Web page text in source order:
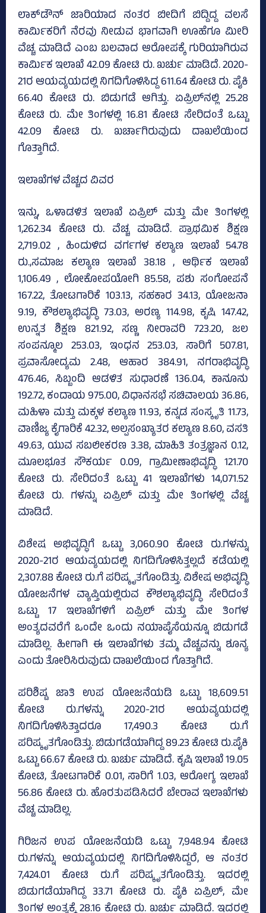
ಲಾಕ್‌ಡೌನ್‌ ಜಾರಿಯಾದ ನಂತರ ಬೀದಿಗೆ ಬಿದ್ದಿದ್ದ ವಲಸೆ
ಕಾರ್ಮಿಕರಿಗೆ ನೆರವು ನೀಡುವ ಭಾಗವಾಗಿ ಊಹೆಗೂ ಮೀರಿ
ವೆಚ್ಚ ಮಾಡಿದೆ ಎಂಬ ಬಲವಾದ ಆರೋಪಕ್ಕೆ ಗುರಿಯಾಗಿರುವ
ಕಾರ್ಮಿಕ ಇಲಾಖೆ 42.09 ಕೋಟಿ ರು. ಖರ್ಚು ಮಾಡಿದೆ. 2020-
21ರ ಆಯವ್ಯಯದಲ್ಲಿ ನಿಗದಿಗೊಳಿಸಿದ್ದ 611.64 ಕೋಟಿ ರು. ಪೈಕಿ
66.40 ಕೋಟಿ ರು. ಬಿಡುಗಡೆ ಆಗಿತ್ತು. ಏಪ್ರಿಲ್‌ನಲ್ಲಿ 25.28
ಕೋಟಿ ರು. ಮೇ ತಿಂಗಳಲ್ಲಿ 16.81 ಕೋಟಿ ಸೇರಿದಂತೆ ಒಟ್ಟು
42.09 ಕೋಟಿ ರು. ಖರ್ಚಾಗಿರುವುದು ದಾಖಲೆಯಿಂದ
ಗೊತ್ತಾಗಿದೆ.
ಇಲಾಖೆಗಳ ವೆಚ್ಚದ ವಿವರ
ಇನ್ನು, ಒಳಾಡಳಿತ ಇಲಾಖೆ ಏಪ್ರಿಲ್‌ ಮತ್ತು ಮೇ ತಿಂಗಳಲ್ಲಿ
1,262.34 ಕೋಟಿ ರು. ವೆಚ್ಚ ಮಾಡಿದೆ. ಪ್ರಾಥಮಿಕ ಶಿಕ್ಷಣ
2,719.02 , ಹಿಂದುಳಿದ ವರ್ಗಗಳ ಕಲ್ಯಾಣ ಇಲಾಖೆ 54.78
ರು.,ಸಮಾಜ ಕಲ್ಯಾಣ ಇಲಾಖೆ 38.18 , ಆರ್ಥಿಕ ಇಲಾಖೆ
1,106.49 , ಲೋಕೋಪಯೋಗಿ 85.58, ಪಶು ಸಂಗೋಪನೆ
167.22, ತೋಟಗಾರಿಕೆ 103.13, ಸಹಕಾರ 34.13, ಯೋಜನಾ
9.19, ಕೌಶಲ್ಯಾಭಿವೃದ್ಧಿ 73.03, ಅರಣ್ಯ 114.98, ಕೃಷಿ 147.42,
ಉನ್ನತ ಶಿಕ್ಷಣ 821.92, ಸಣ್ಣ ನೀರಾವರಿ 723.20, ಜಲ
ಸಂಪನ್ಮೂಲ 253.03, ಇಂಧನ 253.03, ಸಾರಿಗೆ 507.81,
ಪ್ರವಾಸೋದ್ಯಮ 2.48, ಆಹಾರ 384.91, ನಗರಾಭಿವೃದ್ಧಿ
476.46, ಸಿಬ್ಬಂದಿ ಆಡಳಿತ ಸುಧಾರಣೆ 136.04, ಕಾನೂನು
192.72, ಕಂದಾಯ 975.00, ವಿಧಾನಸಭೆ ಸಚಿವಾಲಯ 36.86,
ಮಹಿಳಾ ಮತ್ತು ಮಕ್ಕಳ ಕಲ್ಯಾಣ 11.93, ಕನ್ನಡ ಸಂಸ್ಕೃತಿ 11.73,
ವಾಣಿಜ್ಯ ಕೈಗಾರಿಕೆ 42.32, ಅಲ್ಪಸಂಖ್ಯಾತರ ಕಲ್ಯಾಣ 8.60, ವಸತಿ
49.63, ಯುವ ಸಬಲೀಕರಣ 3.38, ಮಾಹಿತಿ ತಂತ್ರಜ್ಞಾನ 0.12,
ಮೂಲಭೂತ ಸೌಕರ್ಯ 0.09, ಗ್ರಾಮೀಣಾಭಿವೃದ್ಧಿ 121.70
ಕೋಟಿ ರು. ಸೇರಿದಂತೆ ಒಟ್ಟು 41 ಇಲಾಖೆಗಳು 14,071.52
ಕೋಟಿ ರು. ಗಳನ್ನು ಏಪ್ರಿಲ್‌ ಮತ್ತು ಮೇ ತಿಂಗಳಲ್ಲಿ ವೆಚ್ಚ
ಮಾಡಿದೆ.
ವಿಶೇಷ ಅಭಿವೃದ್ಧಿಗೆ ಒಟ್ಟು 3,060.90 ಕೋಟಿ ರು.ಗಳನ್ನು
2020-21ರ ಆಯವ್ಯಯದಲ್ಲಿ ನಿಗದಿಗೊಳಿಸಿತ್ತಲ್ಲದೆ ಕಡೆಯಲ್ಲಿ
2,307.88 ಕೋಟಿ ರು.ಗೆ ಪರಿಷ್ಕೃತಗೊಂಡಿತ್ತು. ವಿಶೇಷ ಅಭಿವೃದ್ಧಿ
ಯೋಜನೆಗಳ ವ್ಯಾಪ್ತಿಯಲ್ಲಿರುವ ಕೌಶಲ್ಯಾಭಿವೃದ್ಧಿ ಸೇರಿದಂತೆ
ಒಟ್ಟು 17 ಇಲಾಖೆಗಳಿಗೆ ಏಪ್ರಿಲ್‌ ಮತ್ತು ಮೇ ತಿಂಗಳ
ಅಂತ್ಯದವರೆಗೆ ಒಂದೇ ಒಂದು ನಯಾಪೈಸೆಯನ್ನೂ ಬಿಡುಗಡೆ
ಮಾಡಿಲ್ಲ. ಹೀಗಾಗಿ ಈ ಇಲಾಖೆಗಳು ತಮ್ಮ ವೆಚ್ಚವನ್ನು ಶೂನ್ಯ
ಎಂದು ತೋರಿಸಿರುವುದು ದಾಖಲೆಯಿಂದ ಗೊತ್ತಾಗಿದೆ.
ಪರಿಶಿಷ್ಟ ಜಾತಿ ಉಪ ಯೋಜನೆಯಡಿ ಒಟ್ಟು 18,609.51
ಕೋಟಿ ರು.ಗಳನ್ನು 2020-21ರ ಆಯವ್ಯಯದಲ್ಲಿ
ನಿಗದಿಗೊಳಿಸಿತ್ತಾದರೂ 17,490.3 ಕೋಟಿ ರು.ಗೆ
ಪರಿಷ್ಕೃತಗೊಂಡಿತ್ತು. ಬಿಡುಗಡೆಯಾಗಿದ್ದ 89.23 ಕೋಟಿ ರು.ಪೈಕಿ
ಒಟ್ಟು 66.67 ಕೋಟಿ ರು. ಖರ್ಚು ಮಾಡಿದೆ. ಕೃಷಿ ಇಲಾಖೆ 19.05
ಕೋಟಿ, ತೋಟಗಾರಿಕೆ 0.01, ಸಾರಿಗೆ 1.03, ಆರೋಗ್ಯ ಇಲಾಖೆ
56.86 ಕೋಟಿ ರು. ಹೊರತುಪಡಿಸಿದರೆ ಬೇರಾವ ಇಲಾಖೆಗಳು
ವೆಚ್ಚ ಮಾಡಿಲ್ಲ.
ಗಿರಿಜನ ಉಪ ಯೋಜನೆಯಡಿ ಒಟ್ಟು 7,948.94 ಕೋಟಿ
ರು.ಗಳನ್ನು ಆಯವ್ಯಯದಲ್ಲಿ ನಿಗದಿಗೊಳಿಸಿದ್ದರೆ, ಆ ನಂತರ
7,424.01 ಕೋಟಿ ರು.ಗೆ ಪರಿಷ್ಕೃತಗೊಂಡಿತ್ತು. ಇದರಲ್ಲಿ
ಬಿಡುಗಡೆಯಾಗಿದ್ದ 33.71 ಕೋಟಿ ರು. ಪೈಕಿ ಏಪ್ರಿಲ್‌, ಮೇ